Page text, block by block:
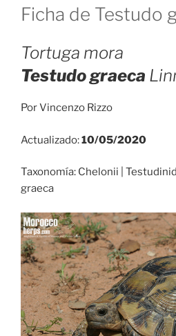
Ficha de Testudo
Tortuga mora
Testudo graeca
Por Vincenzo Rizzo
Actualizado:10/05/2020
Taxonomía: Chelonii |
graeca